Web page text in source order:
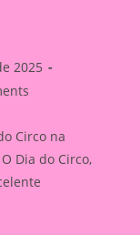
2025
Circo na
Dia do Circo,